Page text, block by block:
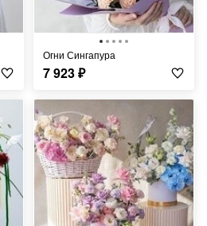
Огни Сингапура
7 923₽